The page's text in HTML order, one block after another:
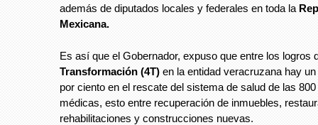
además de diputados locales y federales en toda la
Mexicana.
Es así que el Gobernador, expuso que entre los logros
Transformación (4T) en la entidad veracruzana hay
por ciento en el rescate del sistema de salud de las
médicas, esto entre recuperación de inmuebles,
rehabilitaciones y construcciones nuevas.